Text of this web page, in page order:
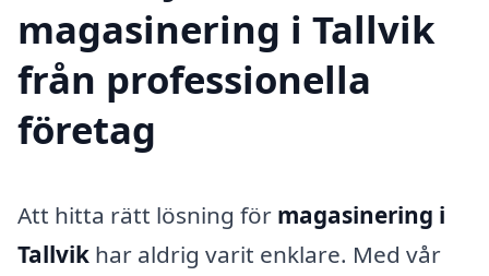
magasinering i Tallvik
från professionella
företag
Att hitta rätt lösning för magasinering i
Tallvik har aldrig varit enklare. Med vår